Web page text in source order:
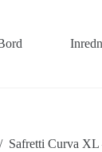
/ Safretti Curva